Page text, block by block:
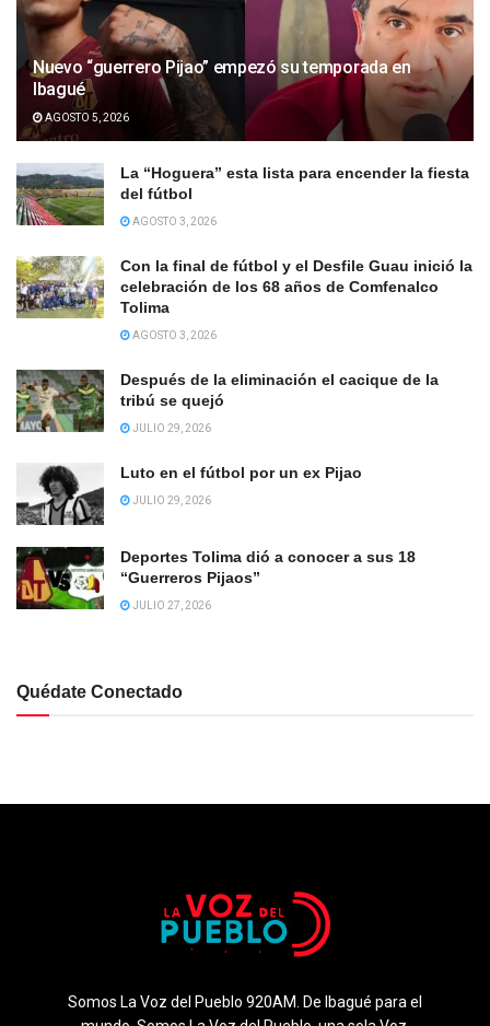
Nuevo “guerrero Pijao” empezó su temporada en
Ibagué
AGOSTO 5, 2026
La “Hoguera” esta lista para encender la fiesta
del fútbol
AGOSTO 3, 2026
Con la final de fútbol y el Desfile Guau inició la
celebración de los 68 años de Comfenalco
Tolima
AGOSTO 3, 2026
Después de la eliminación el cacique de la
tribú se quejó
JULIO 29, 2026
Luto en el fútbol por un ex Pijao
JULIO 29, 2026
Deportes Tolima dió a conocer a sus 18
“Guerreros Pijaos”
JULIO 27, 2026
Quédate Conectado
Somos La Voz del Pueblo 920AM. De Ibagué para el